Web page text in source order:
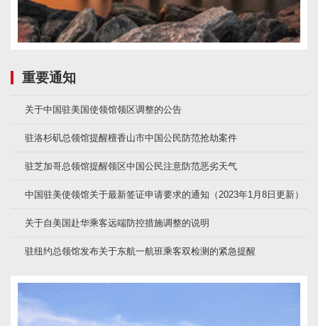
重要通知
关于中国驻美国使领馆领区调整的公告
驻洛杉矶总领馆提醒檀香山市中国公民防范抢劫案件
驻芝加哥总领馆提醒领区中国公民注意防范恶劣天气
中国驻美使领馆关于最新签证申请要求的通知（2023年1月8日更新）
关于自美国赴华乘客远端防控措施调整的说明
驻纽约总领馆发布关于东航一航班乘客双检测的紧急提醒